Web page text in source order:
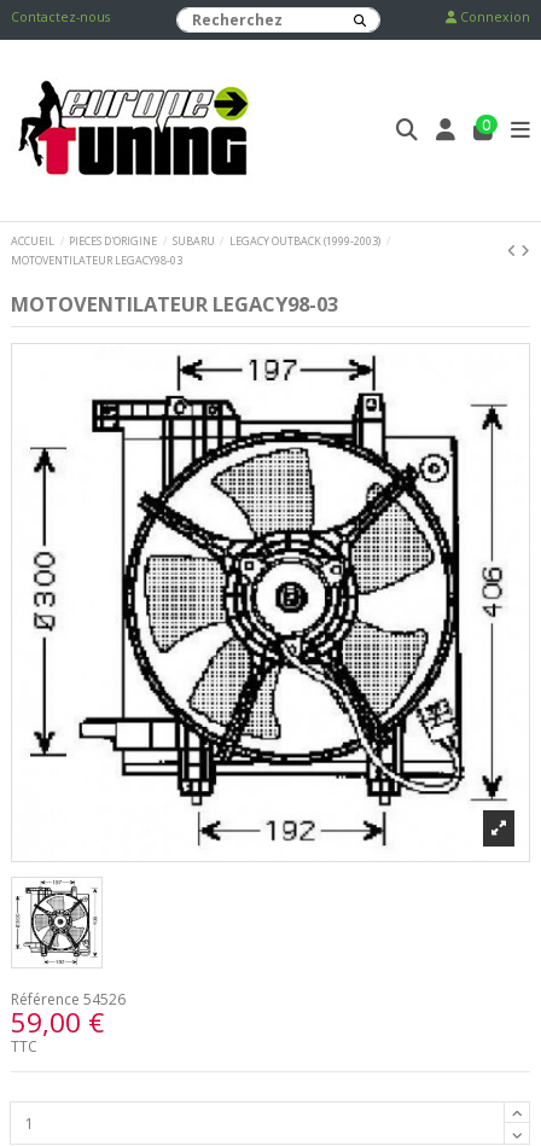
Contactez-nous Connexion
0
ACCUEIL PIECES D'ORIGINE SUBARU
LEGACY OUTBACK (1999-2003)
MOTOVENTILATEUR LEGACY98-03
MOTOVENTILATEUR LEGACY98-03
Référence 54526
59,00 €
TTC